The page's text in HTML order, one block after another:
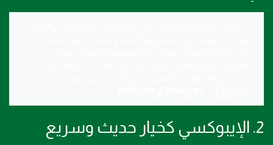
2. الإيبوكسي كخيار حديث وسريع